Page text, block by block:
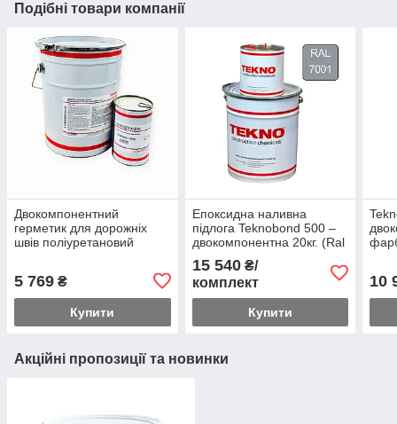
Подібні товари компанії
Двокомпонентний
герметик для дорожніх
швів поліуретановий
5 769 ₴
Купити
Епоксидна наливна
підлога Teknobond 500 –
двокомпонентна 20кг. (Ral
15 540₴/
комплект
Купити
10
Акційні пропозиції та новинки